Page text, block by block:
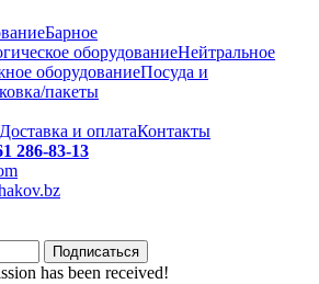
Барное
оборудованиеНейтральное
оборудованиеПосуда и
пакеты
Доставка и оплатаКонтакты
286-83-13
has been received!